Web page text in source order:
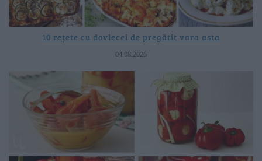
10 rețete cu dovlecei de pregătit vara asta
04.08.2026